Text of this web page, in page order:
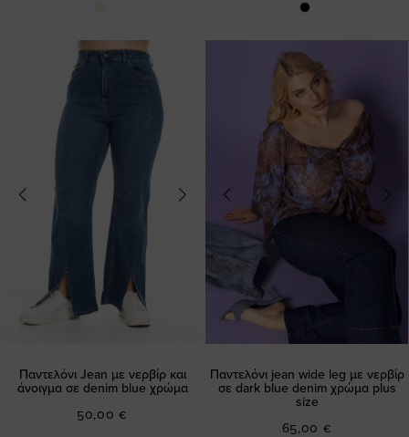
Παντελόνι Jean με νερβίρ και
άνοιγμα σε denim blue χρώμα
50,00 €
Παντελόνι jean wide leg με νερβίρ
σε dark blue denim χρώμα plus
size
65,00 €